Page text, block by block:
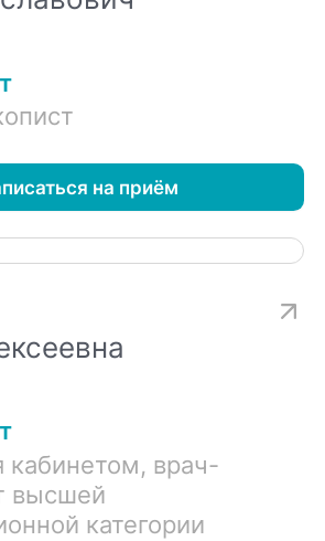
на приём
врач-
высшей
категории